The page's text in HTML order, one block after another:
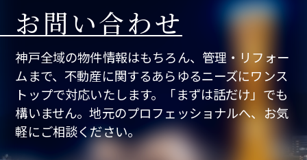
お問い合わせ
神戸全域の物件情報はもちろん、管理・リフォー
ムまで、不動産に関するあらゆるニーズにワンス
トップで対応いたします。「まずは話だけ」でも
構いません。地元のプロフェッショナルへ、お気
軽にご相談ください。